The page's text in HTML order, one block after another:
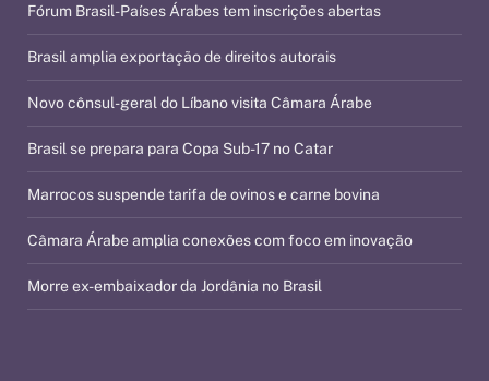
Fórum Brasil-Países Árabes tem inscrições abertas
Brasil amplia exportação de direitos autorais
Novo cônsul-geral do Líbano visita Câmara Árabe
Brasil se prepara para Copa Sub-17 no Catar
Marrocos suspende tarifa de ovinos e carne bovina
Câmara Árabe amplia conexões com foco em inovação
Morre ex-embaixador da Jordânia no Brasil